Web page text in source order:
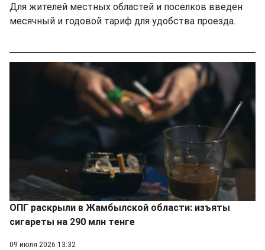
Для жителей местных областей и поселков введен
месячный и годовой тариф для удобства проезда.
ОПГ раскрыли в Жамбылской области: изъяты
сигареты на 290 млн тенге
09 июля 2026 13:32